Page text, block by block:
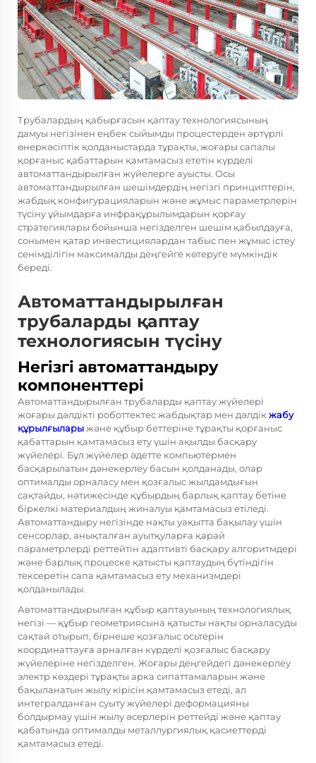
Трубалардың қабырғасын қаптау технологиясының
дамуы негізінен еңбек сыйымды процестерден әртүрлі
өнеркәсіптік қолданыстарда тұрақты, жоғары сапалы
қорғаныс қабаттарын қамтамасыз ететін күрделі
автоматтандырылған жүйелерге ауысты. Осы
автоматтандырылған шешімдердің негізгі принциптерін,
жабдық конфигурацияларын және жұмыс параметрлерін
түсіну ұйымдарға инфрақұрылымдарын қорғау
стратегиялары бойынша негізделген шешім қабылдауға,
сонымен қатар инвестициялардан табыс пен жұмыс істеу
сенімділігін максималды деңгейге көтеруге мүмкіндік
береді.
Автоматтандырылған
трубаларды қаптау
технологиясын түсіну
Негізгі автоматтандыру
компоненттері
Автоматтандырылған трубаларды қаптау жүйелері
жоғары дәлдікті роботтектес жабдықтар мен дәлдік жабу
құрылғыларыжәне құбыр беттеріне тұрақты қорғаныс
қабаттарын қамтамасыз ету үшін ақылды басқару
жүйелері. Бұл жүйелер әдетте компьютермен
басқарылатын дәнекерлеу басын қолданады, олар
оптималды орналасу мен қозғалыс жылдамдығын
сақтайды, нәтижесінде құбырдың барлық қаптау бетіне
біркелкі материалдың жиналуы қамтамасыз етіледі.
Автоматтандыру негізінде нақты уақытта бақылау үшін
сенсорлар, анықталған ауытқуларға қарай
параметрлерді реттейтін адаптивті басқару алгоритмдері
және барлық процеске қатысты қаптаудың бүтіндігін
тексеретін сапа қамтамасыз ету механизмдері
қолданылады.
Автоматтандырылған құбыр қаптауының технологиялық
негізі — құбыр геометриясына қатысты нақты орналасуды
сақтай отырып, бірнеше қозғалыс осьтерін
координаттауға арналған күрделі қозғалыс басқару
жүйелеріне негізделген. Жоғары деңгейдегі дәнекерлеу
электр көздері тұрақты арка сипаттамаларын және
бақыланатын жылу кірісін қамтамасыз етеді, ал
интегралданған суыту жүйелері деформацияны
болдырмау үшін жылу әсерлерін реттейді және қаптау
қабатында оптималды металлургиялық қасиеттерді
қамтамасыз етеді.